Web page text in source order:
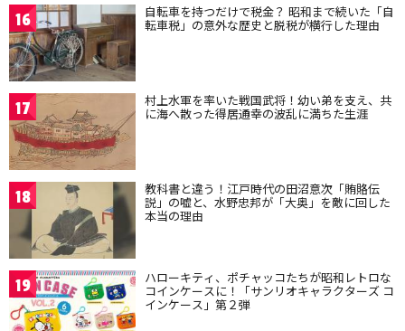
16 自転車を持つだけで税金？ 昭和まで続いた「自
転車税」の意外な歴史と脱税が横行した理由
17 村上水軍を率いた戦国武将！幼い弟を支え、共
に海へ散った得居通幸の波乱に満ちた生涯
18 教科書と違う！江戸時代の田沼意次「賄賂伝
説」の嘘と、水野忠邦が「大奥」を敵に回した
本当の理由
19 ハローキティ、ポチャッコたちが昭和レトロな
コインケースに！「サンリオキャラクターズ コ
インケース」第２弾